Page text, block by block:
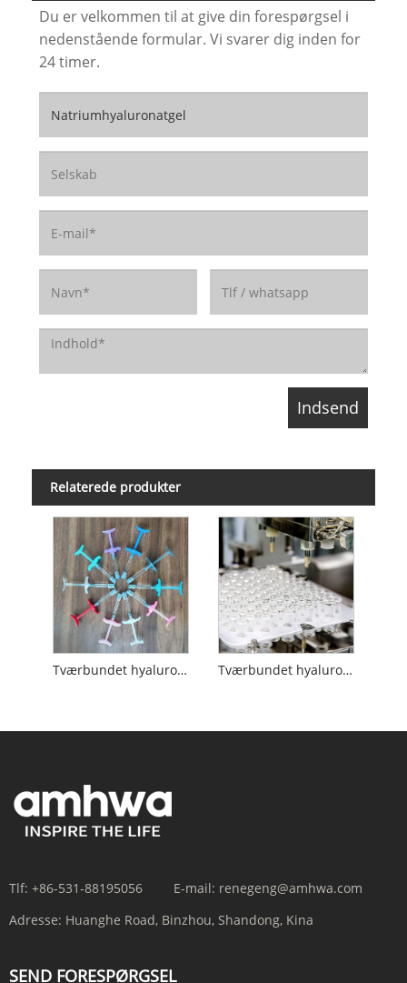
Du er velkommen til at give din forespørgsel i
nedenstående formular. Vi svarer dig inden for
24 timer.
Relaterede produkter
Tværbundet hyaluronsyre Tværbundet hyaluronsyre med lidokain
Tlf: +86-531-88195056 E-mail: renegeng@amhwa.com
Adresse: Huanghe Road, Binzhou, Shandong, Kina
SEND FORESPØRGSEL